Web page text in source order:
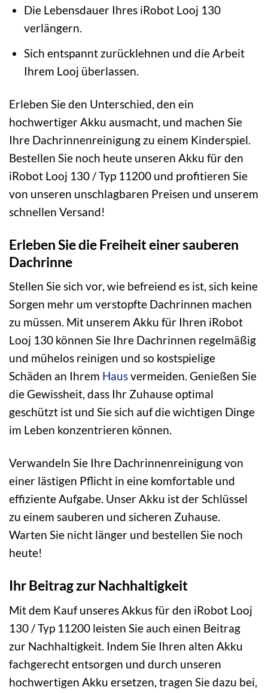
Die Lebensdauer Ihres iRobot Looj 130
verlängern.
Sich entspannt zurücklehnen und die Arbeit
Ihrem Looj überlassen.
Erleben Sie den Unterschied, den ein
hochwertiger Akku ausmacht, und machen Sie
Ihre Dachrinnenreinigung zu einem Kinderspiel.
Bestellen Sie noch heute unseren Akku für den
iRobot Looj 130 / Typ 11200 und profitieren Sie
von unseren unschlagbaren Preisen und unserem
schnellen Versand!
Erleben Sie die Freiheit einer sauberen
Dachrinne
Stellen Sie sich vor, wie befreiend es ist, sich keine
Sorgen mehr um verstopfte Dachrinnen machen
zu müssen. Mit unserem Akku für Ihren iRobot
Looj 130 können Sie Ihre Dachrinnen regelmäßig
und mühelos reinigen und so kostspielige
Schäden an Ihrem Hausvermeiden. Genießen Sie
die Gewissheit, dass Ihr Zuhause optimal
geschützt ist und Sie sich auf die wichtigen Dinge
im Leben konzentrieren können.
Verwandeln Sie Ihre Dachrinnenreinigung von
einer lästigen Pflicht in eine komfortable und
effiziente Aufgabe. Unser Akku ist der Schlüssel
zu einem sauberen und sicheren Zuhause.
Warten Sie nicht länger und bestellen Sie noch
heute!
Ihr Beitrag zur Nachhaltigkeit
Mit dem Kauf unseres Akkus für den iRobot Looj
130 / Typ 11200 leisten Sie auch einen Beitrag
zur Nachhaltigkeit. Indem Sie Ihren alten Akku
fachgerecht entsorgen und durch unseren
hochwertigen Akku ersetzen, tragen Sie dazu bei,